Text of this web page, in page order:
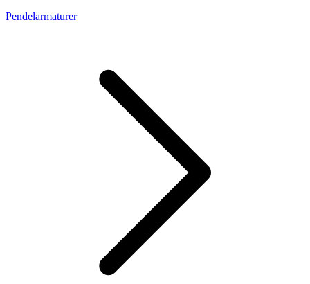
Pendelarmaturer